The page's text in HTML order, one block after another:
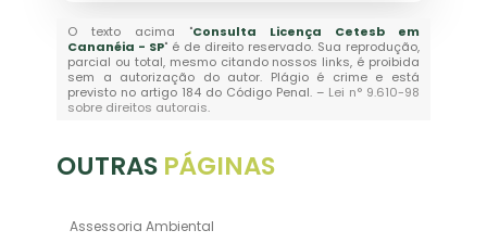
O texto acima "Consulta Licença Cetesb em
Cananéia - SP" é de direito reservado. Sua reprodução,
parcial ou total, mesmo citando nossos links, é proibida
sem a autorização do autor. Plágio é crime e está
previsto no artigo 184 do Código Penal. – Lei n° 9.610-98
sobre direitos autorais.
OUTRAS PÁGINAS
Assessoria Ambiental